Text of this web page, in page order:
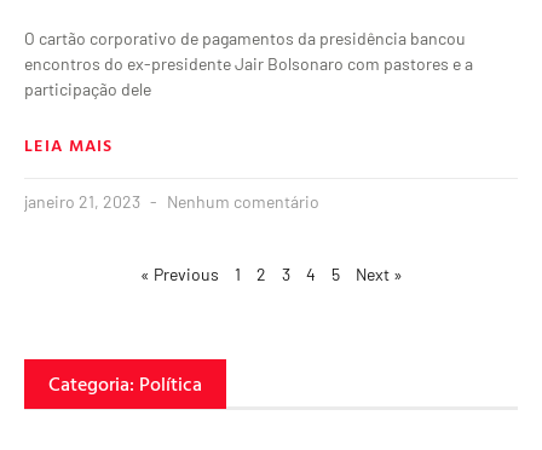
O cartão corporativo de pagamentos da presidência bancou
encontros do ex-presidente Jair Bolsonaro com pastores e a
participação dele
LEIA MAIS
janeiro 21, 2023 Nenhum comentário
« Previous 1 2 3 4 5 Next »
Categoria: Política